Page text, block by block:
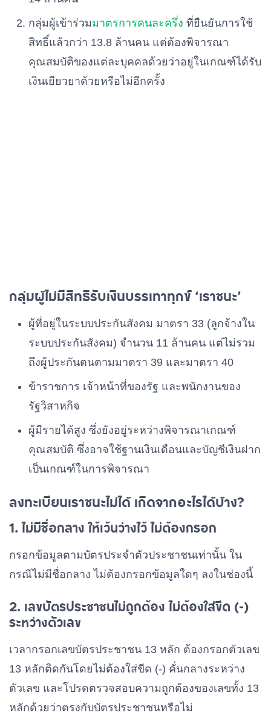
กลุ่มผู้เข้าร่วมมาตรการคนละครึ่ง ที่ยืนยันการใช้
สิทธิ์แล้วกว่า 13.8 ล้านคน แต่ต้องพิจารณา
คุณสมบัติของแต่ละบุคคลด้วยว่าอยู่ในเกณฑ์ได้รับ
เงินเยียวยาด้วยหรือไม่อีกครั้ง
กลุ่มผู้ไม่มีสิทธิรับเงินบรรเทาทุกข์ ‘เราชนะ’
ผู้ที่อยู่ในระบบประกันสังคม มาตรา 33 (ลูกจ้างใน
ระบบประกันสังคม) จำนวน 11 ล้านคน แต่ไม่รวม
ถึงผู้ประกันตนตามมาตรา 39 และมาตรา 40
ข้าราชการ เจ้าหน้าที่ของรัฐ และพนักงานของ
รัฐวิสาหกิจ
ผู้มีรายได้สูง ซึ่งยังอยู่ระหว่างพิจารณาเกณฑ์
คุณสมบัติ ซึ่งอาจใช้ฐานเงินเดือนและบัญชีเงินฝาก
เป็นเกณฑ์ในการพิจารณา
ลงทะเบียนเราชนะไม่ได้ เกิดจากอะไรได้บ้าง?
1. ไม่มีชื่อกลาง ให้เว้นว่างไว้ ไม่ต้องกรอก
กรอกข้อมูลตามบัตรประจำตัวประชาชนเท่านั้น ใน
กรณีไม่มีชื่อกลาง ไม่ต้องกรอกข้อมูลใดๆ ลงในช่องนี้
2. เลขบัตรประชาชนไม่ถูกต้อง ไม่ต้องใส่ขีด (-)
ระหว่างตัวเลข
เวลากรอกเลขบัตรประชาชน 13 หลัก ต้องกรอกตัวเลข
13 หลักติดกันโดยไม่ต้องใส่ขีด (-) คั่นกลางระหว่าง
ตัวเลข และโปรดตรวจสอบความถูกต้องของเลขทั้ง 13
หลักด้วยว่าตรงกับบัตรประชาชนหรือไม่